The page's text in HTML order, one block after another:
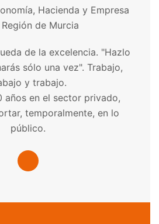
Hacienda y Empresa
de Murcia
de la excelencia. "Hazlo
sólo una vez". Trabajo,
y trabajo.
años en el sector privado,
temporalmente, en lo
público.